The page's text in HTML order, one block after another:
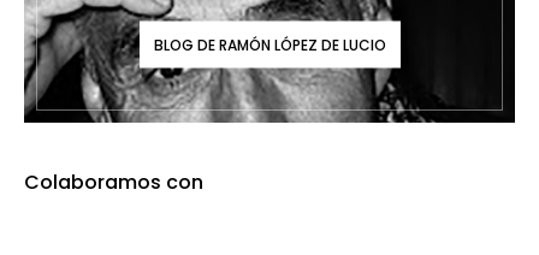
BLOG DE RAMÓN LÓPEZ DE LUCIO
Colaboramos con